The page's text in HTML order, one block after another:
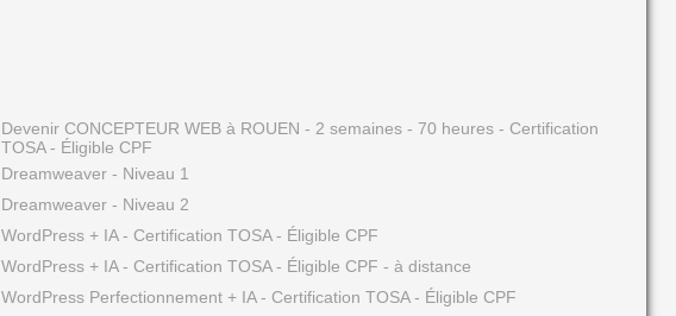
Devenir CONCEPTEUR WEB à ROUEN - 2 semaines - 70 heures - Certification
TOSA - Éligible CPF
Dreamweaver - Niveau 1
Dreamweaver - Niveau 2
WordPress + IA - Certification TOSA - Éligible CPF
WordPress + IA - Certification TOSA - Éligible CPF - à distance
WordPress Perfectionnement + IA - Certification TOSA - Éligible CPF